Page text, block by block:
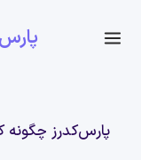
پارس‌کدرز چگونه